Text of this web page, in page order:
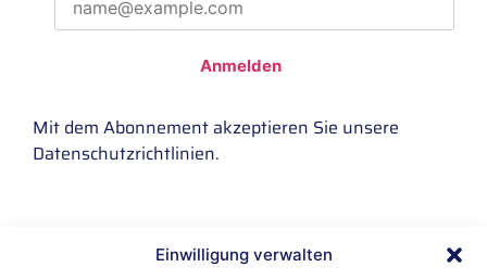
Einwilligung verwalten
Anmelden
Mit dem Abonnement akzeptieren Sie unsere
Datenschutzrichtlinien.
IBH connect GmbH ist offizieller Reseller-